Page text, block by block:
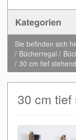
Kategorien
Sie befinden sich
Bücherregal
30 cm tief stehend
30 cm tief